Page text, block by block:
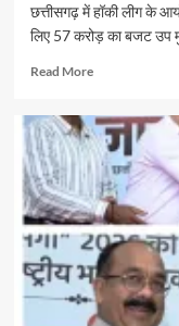
दम
छत्तीसगढ़ में हॉकी लीग के
लिए 57 करोड़ का बजट उप
Read MoreRead
खेल
अधोसंरचना
की
मजबूती
और
खेलों
के
लिए
बेहतर
वातावरण